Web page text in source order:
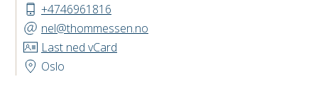
+4746961816
nel@thommessen.no
Last ned vCard
Oslo